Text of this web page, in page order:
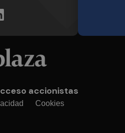
accionistas
Cookies